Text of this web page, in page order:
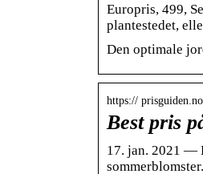
Europris, 499,
plantestedet,
Den optimale
https://
Best pris
17. jan. 2021 —